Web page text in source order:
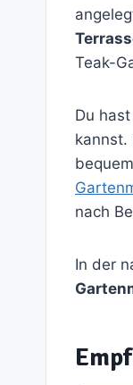
Teak-
Du
kannst.
nach
In der